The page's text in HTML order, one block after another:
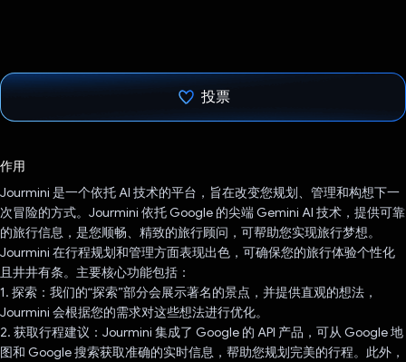
投票
作用
Jourmini 是一个依托 AI 技术的平台，旨在改变您规划、管理和构想下一
次冒险的方式。Jourmini 依托 Google 的尖端 Gemini AI 技术，提供可靠
的旅行信息，是您顺畅、精致的旅行顾问，可帮助您实现旅行梦想。
Jourmini 在行程规划和管理方面表现出色，可确保您的旅行体验个性化
且井井有条。主要核心功能包括：
1. 探索：我们的“探索”部分会展示著名的景点，并提供直观的想法，
Jourmini 会根据您的需求对这些想法进行优化。
2. 获取行程建议：Jourmini 集成了 Google 的 API 产品，可从 Google 地
图和 Google 搜索获取准确的实时信息，帮助您规划完美的行程。此外，